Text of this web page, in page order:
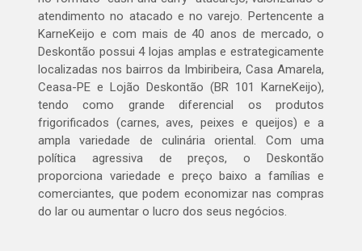
atendimento no atacado e no varejo. Pertencente a
KarneKeijo e com mais de 40 anos de mercado, o
Deskontão possui 4 lojas amplas e estrategicamente
localizadas nos bairros da Imbiribeira, Casa Amarela,
Ceasa-PE e Lojão Deskontão (BR 101 KarneKeijo),
tendo como grande diferencial os produtos
frigorificados (carnes, aves, peixes e queijos) e a
ampla variedade de culinária oriental. Com uma
política agressiva de preços, o Deskontão
proporciona variedade e preço baixo a famílias e
comerciantes, que podem economizar nas compras
do lar ou aumentar o lucro dos seus negócios.